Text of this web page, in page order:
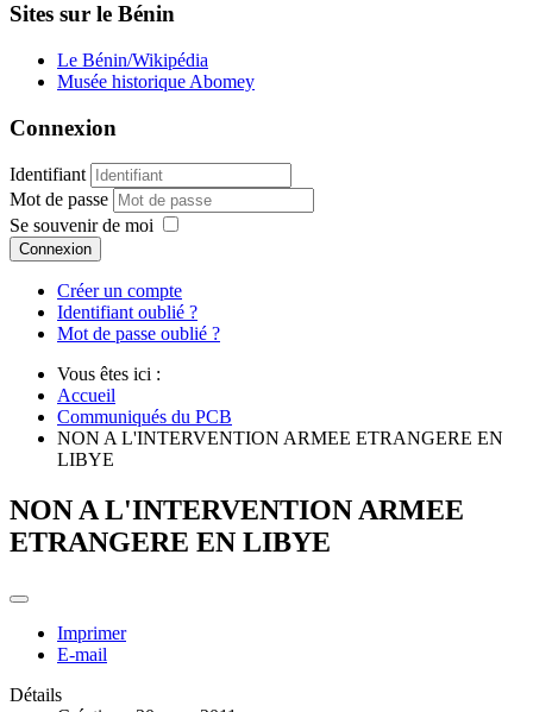
Sites sur le Bénin
Le Bénin/Wikipédia
Musée historique Abomey
Connexion
Identifiant
Mot de passe
Se souvenir de moi
Connexion
Créer un compte
Identifiant oublié ?
Mot de passe oublié ?
Vous êtes ici :
Accueil
Communiqués du PCB
NON A L'INTERVENTION ARMEE ETRANGERE EN
LIBYE
NON A L'INTERVENTION ARMEE
ETRANGERE EN LIBYE
Imprimer
E-mail
Détails